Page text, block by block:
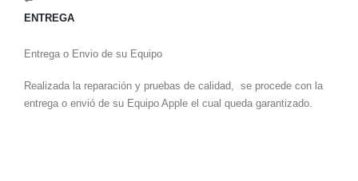
ENTREGA
Entrega o Envio de su Equipo
Realizada la reparación y pruebas de calidad, se procede con la
entrega o envió de su Equipo Apple el cual queda garantizado.